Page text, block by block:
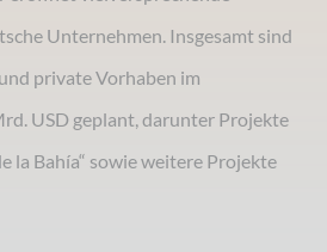
Unternehmen. Insgesamt sind
private Vorhaben im
USD geplant, darunter Projekte
la Bahía“ sowie weitere Projekte